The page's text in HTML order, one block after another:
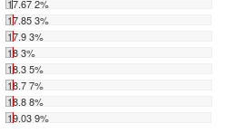
17.67 2%
17.85 3%
17.9 3%
18 3%
18.3 5%
18.7 7%
18.8 8%
19.03 9%